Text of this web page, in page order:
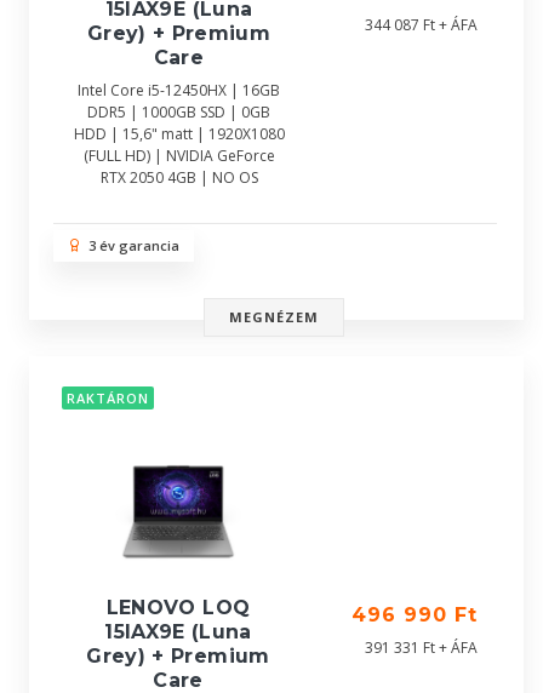
15IAX9E (Luna
Grey) + Premium
Care
Intel Core i5-12450HX | 16GB
DDR5 | 1000GB SSD | 0GB
HDD | 15,6" matt | 1920X1080
(FULL HD) | NVIDIA GeForce
RTX 2050 4GB | NO OS
344 087 Ft + ÁFA
3 év garancia
MEGNÉZEM
RAKTÁRON
LENOVO LOQ
15IAX9E (Luna
Grey) + Premium
Care
496 990 Ft
391 331 Ft + ÁFA